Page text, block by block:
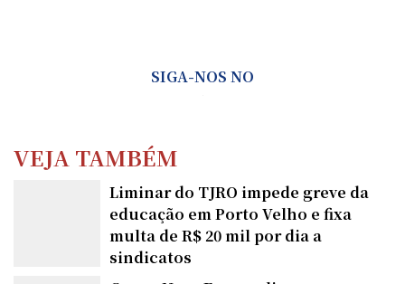
SIGA-NOS NO
VEJA TAMBÉM
Liminar do TJRO impede greve da
educação em Porto Velho e fixa
multa de R$ 20 mil por dia a
sindicatos